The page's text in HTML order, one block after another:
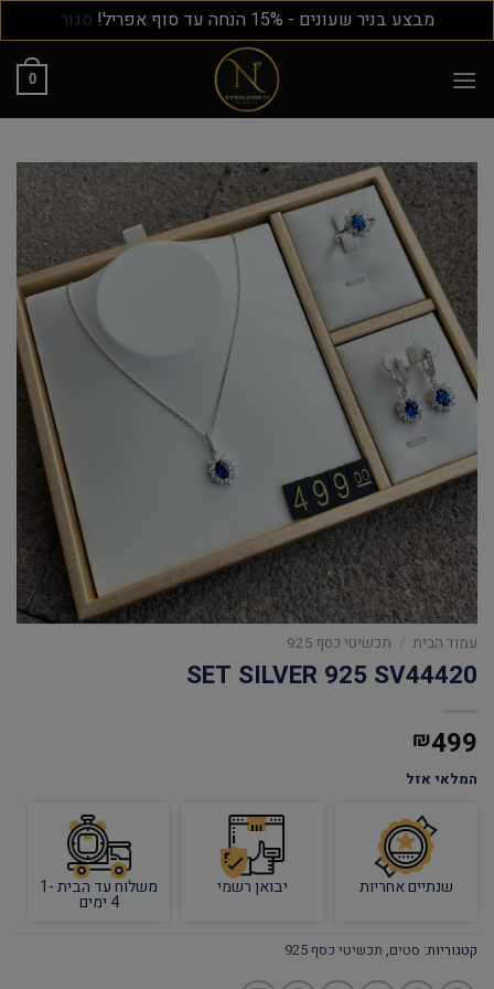
מבצע בניר שעונים - 15% הנחה עד סוף אפריל! סגור
0
עמוד הבית / תכשיטי כסף 925
SET SILVER 925 SV44420
₪499
המלאי אזל
שנתיים אחריות יבואן רשמי משלוח עד הבית 1-
4 ימים
קטגוריות: סטים, תכשיטי כסף 925